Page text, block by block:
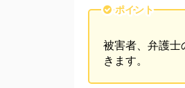
ポイント
被害者、弁護士
きます。